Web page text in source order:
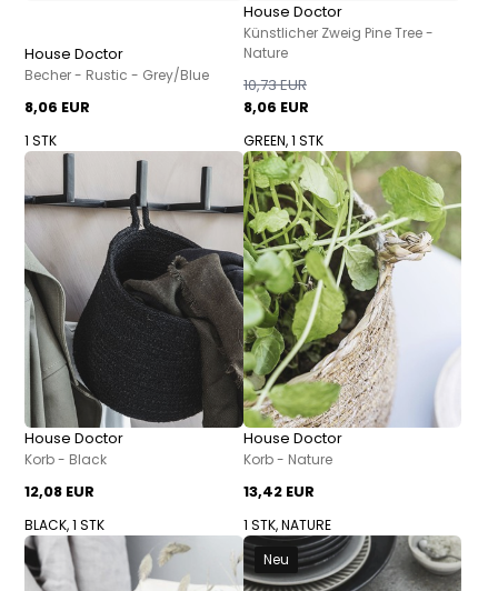
House Doctor
Becher - Rustic - Grey/Blue
8,06 EUR
1 STK
House Doctor
Künstlicher Zweig Pine Tree -
Nature
8,06 EUR
10,73 EUR
GREEN, 1 STK
House Doctor
Korb - Black
12,08 EUR
BLACK, 1 STK
House Doctor
Korb - Nature
13,42 EUR
1 STK, NATURE
Neu